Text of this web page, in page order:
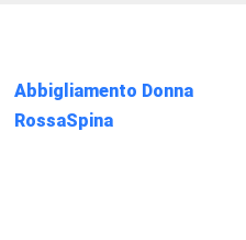
Abbigliamento Donna
RossaSpina